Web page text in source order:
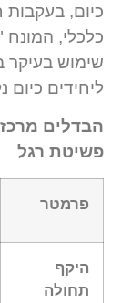
כיום, בעקבות
כלכלי, המונח
שימוש
ליחידים כיום
הבדלים
פשיטת רגל
פרמטר
היקף
תחולה